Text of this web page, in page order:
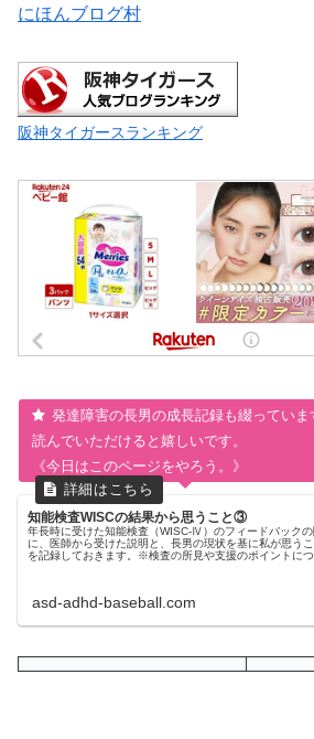
にほんブログ村
阪神タイガースランキング
発達障害の長男の成長記録も綴っていま
読んでいただけると嬉しいです。
《今日はこのページをやろう。》
知能検査WISCの結果から思うこと③
年長時に受けた知能検査（WISC-Ⅳ）のフィードバック
に、医師から受けた説明と、長男の現状を基に私が思うこ
を記録しておきます。※検査の所見や支援のポイントにつ
asd-adhd-baseball.com